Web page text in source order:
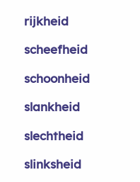
rijkheid
scheefheid
schoonheid
slankheid
slechtheid
slinksheid